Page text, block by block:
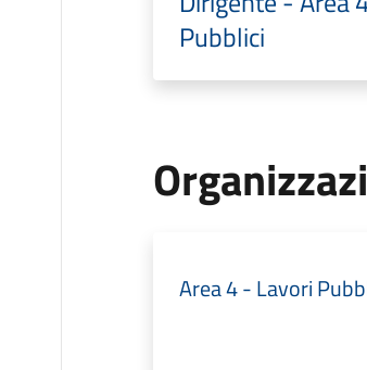
Pubblici
Area 4 - Lavori